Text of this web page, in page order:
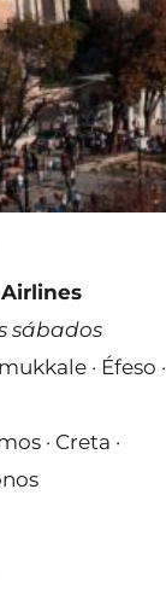
sábados
· Éfeso ·
· Creta ·